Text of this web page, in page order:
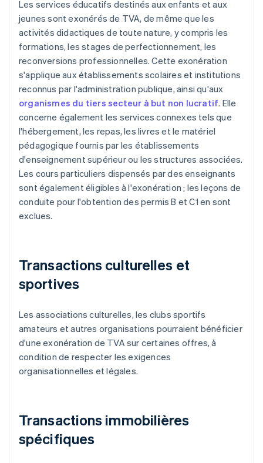
Les services éducatifs destinés aux enfants et aux
jeunes sont exonérés de TVA, de même que les
activités didactiques de toute nature, y compris les
formations, les stages de perfectionnement, les
reconversions professionnelles. Cette exonération
s'applique aux établissements scolaires et institutions
reconnus par l'administration publique, ainsi qu'aux
organismes du tiers secteur à but non lucratif. Elle
concerne également les services connexes tels que
l'hébergement, les repas, les livres et le matériel
pédagogique fournis par les établissements
d'enseignement supérieur ou les structures associées.
Les cours particuliers dispensés par des enseignants
sont également éligibles à l'exonération ; les leçons de
conduite pour l'obtention des permis B et C1 en sont
exclues.
Transactions culturelles et
sportives
Les associations culturelles, les clubs sportifs
amateurs et autres organisations pourraient bénéficier
d'une exonération de TVA sur certaines offres, à
condition de respecter les exigences
organisationnelles et légales.
Transactions immobilières
spécifiques